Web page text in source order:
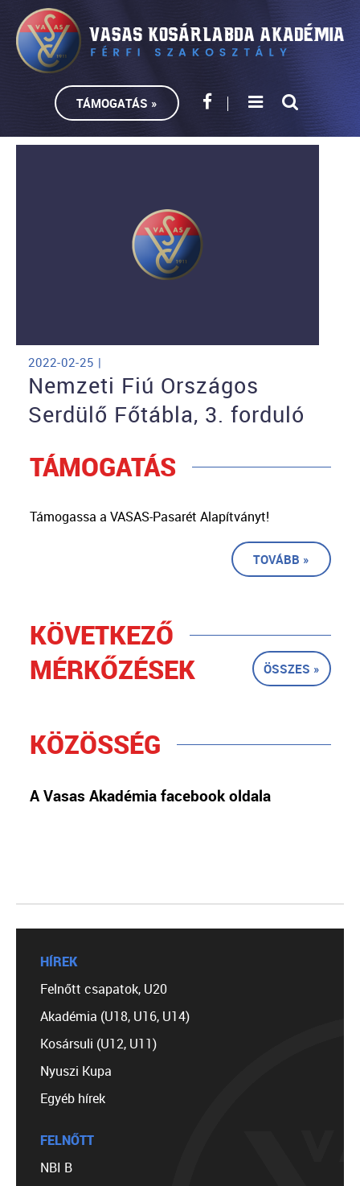
TÁMOGATÁS »
2022-02-25 |
Nemzeti Fiú Országos
Serdülő Főtábla, 3. forduló
TÁMOGATÁS
Támogassa a VASAS-Pasarét Alapítványt!
TOVÁBB »
KÖVETKEZŐ
MÉRKŐZÉSEK
ÖSSZES »
KÖZÖSSÉG
A Vasas Akadémia facebook oldala
HÍREK
Felnőtt csapatok, U20
Akadémia (U18, U16, U14)
Kosársuli (U12, U11)
Nyuszi Kupa
Egyéb hírek
FELNŐTT
NBI B